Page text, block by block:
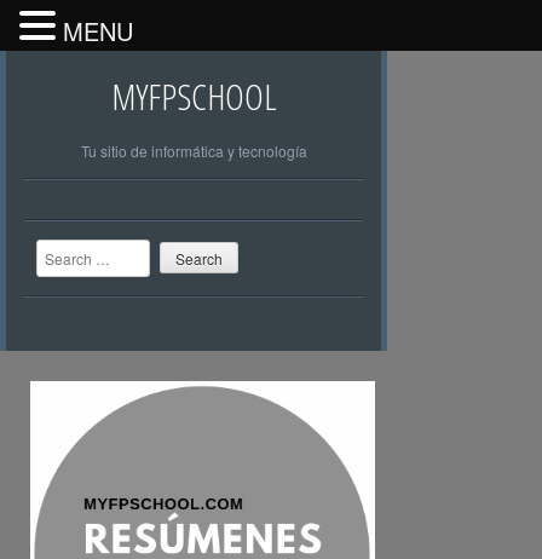
MYFPSCHOOL
Tu sitio de informática y tecnología
Search
MENU